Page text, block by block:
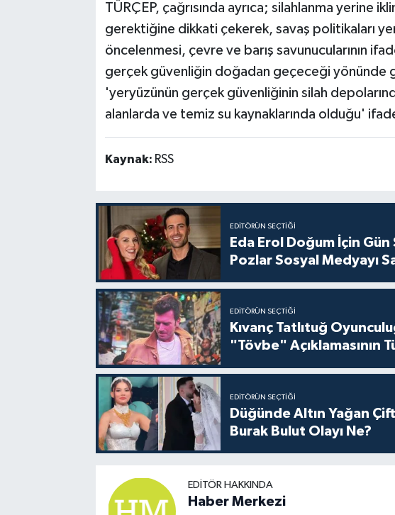
TÜRÇEP, çağrısında ayrıca; silahlanma yerine
gerektiğine dikkati çekerek, savaş politikaları
öncelenmesi, çevre ve barış savunucularının
gerçek güvenliğin doğadan geçeceği yönünde
'yeryüzünün gerçek güvenliğinin silah
alanlarda ve temiz su kaynaklarında olduğu'
Kaynak: RSS
EDITÖRÜN SEÇTIĞI
Eda Erol Doğum İçin
Pozlar Sosyal Medyayı
EDITÖRÜN SEÇTIĞI
Kıvanç Tatlıtuğ
"Tövbe" Açıklamasının
EDITÖRÜN SEÇTIĞI
Düğünde Altın Yağan
Burak Bulut Olayı Ne?
EDITÖR HAKKINDA
Haber Merkezi